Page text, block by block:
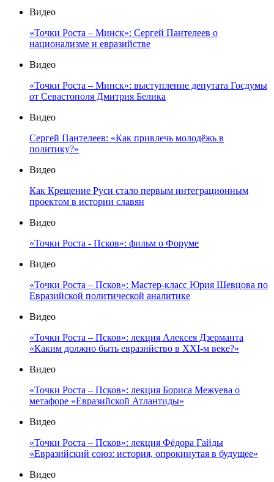
Видео
«Точки Роста – Минск»: Сергей Пантелеев о
национализме и евразийстве
Видео
«Точки Роста – Минск»: выступление депутата Госдумы
от Севастополя Дмитрия Белика
Видео
Сергей Пантелеев: «Как привлечь молодёжь в
политику?»
Видео
Как Крещение Руси стало первым интеграционным
проектом в истории славян
Видео
«Точки Роста - Псков»: фильм о Форуме
Видео
«Точки Роста – Псков»: Мастер-класс Юрия Шевцова по
Евразийской политической аналитике
Видео
«Точки Роста – Псков»: лекция Алексея Дзерманта
«Каким должно быть евразийство в XXI-м веке?»
Видео
«Точки Роста – Псков»: лекция Бориса Межуева о
метафоре «Евразийской Атлантиды»
Видео
«Точки Роста – Псков»: лекция Фёдора Гайды
«Евразийский союз: история, опрокинутая в будущее»
Видео